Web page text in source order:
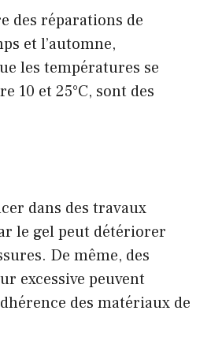
des réparations de
et l’automne,
les températures se
10 et 25°C, sont des
dans des travaux
le gel peut détériorer
De même, des
excessive peuvent
des matériaux de